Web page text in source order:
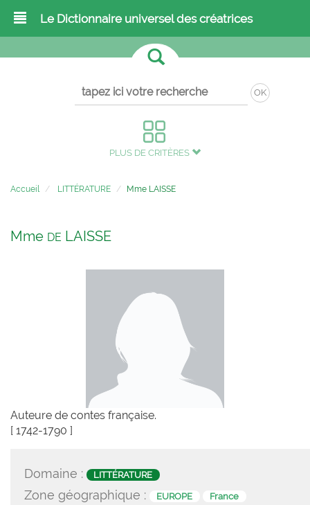
Le Dictionnaire universel des créatrices
OK
PLUS DE CRITÈRES
Accueil LITTÉRATURE Mme LAISSE
Mme DE LAISSE
Auteure de contes française.
[ 1742-1790 ]
Domaine : LITTÉRATURE
Zone géographique : EUROPE France